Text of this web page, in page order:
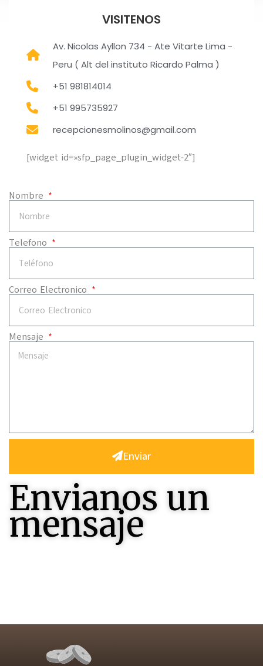
Nombre
Telefono
Correo Electronico
Mensaje
Enviar
Envianos un
mensaje
VISITENOS
Av. Nicolas Ayllon 734 - Ate Vitarte Lima -
Peru ( Alt del instituto Ricardo Palma )
+51 981814014
+51 995735927
recepcionesmolinos@gmail.com
[widget id=»sfp_page_plugin_widget-2″]